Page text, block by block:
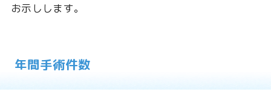
お示しします。
年間手術件数